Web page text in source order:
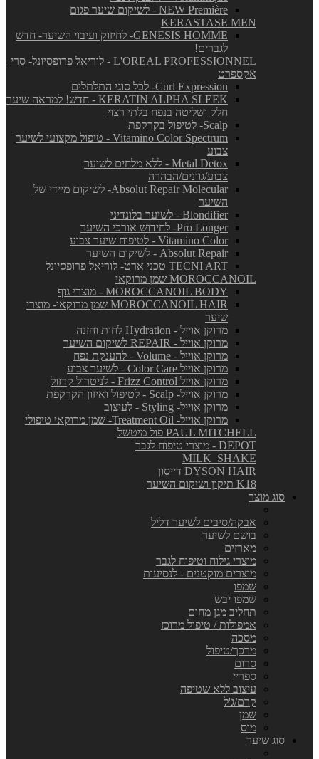
NEW Première - לשיקום שיער פגום
KERASTASE MEN
GENESIS HOMME- לחיזוק ועיבוי השיער- חדש
לגברים!
L'OREAL PROFESSIONNEL - לוריאל פרופסיונל- סרי
אקספרט
Curl Expression- לכל סוגי התלתלים
KERATIN ALPHA SLEEK - חדש! למראה שיער
חלק ושליטה בנפח בלתי רצוי
Scalp- לטיפול בקרקפת
Vitamino Color Spectrum - טיפול מקצועי לשיער
צבוע
Metal Detox - ללא מלחים לשיער
צבוע/גוונים/הבהרה
Absolut Repair Molecular- לשיקום מיידי של
השיער
Blondifier - לשיער בלונדיני
Pro Longer- לחידוש אורכי השיער
Vitamino Color - לטיפוח שיער צבוע
Absolut Repair - לשיקום השיער
TECNI ART טכני ארט- לוריאל פרופסיונל
MOROCCANOIL שמן מרוקאי
MOROCCANOIL BODY - מוצרי גוף
MOROCCANOIL HAIR שמן מרוקאי- מוצרי
שיער
מרוקן אוייל - Hydration לחות והזנה
מרוקן אוייל - REPAIR לשיקום השיער
מרוקן אוייל - Volume - להענקת נפח
מרוקן אוייל Color Care - לשיער צבוע
מרוקן אוייל Frizz Control - לניטרול קרזול
מרוקן אוייל- Scalp - לטיפול ואיזון הקרקפת
מרוקן אוייל- Styling - לעיצוב
מרוקן אוייל- Treatment Oil- שמן מרוקאי טיפולי
PAUL MITCHELL פול מיטשל
DEPOT - מוצרי טיפוח לגבר
MILK_SHAKE
DYSON HAIR דייסון
K18 תיקון ושיקום השיער
סוג מוצר
אבקה/סיבים לשיער דליל
בושם לשיער
מארזים
מוצרי גילוח וטיפוח לגבר
מוצרים מוקטנים - לנסיעות
שמפו
שמפו יבש
תחליב מגן מחום
אמפולות / טיפול מרוכז
מסכה
מרכך/טיפול
סרום
ספריי
עיצוב ללא שטיפה
קרם/ג'ל
שמן
מוס
סוג שיער